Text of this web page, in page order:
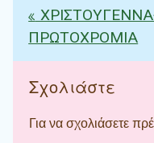
«
ΠΡΩΤΟΧΡΟΜΙΑ
Σχολιάστε
Για να σχολιάσετε